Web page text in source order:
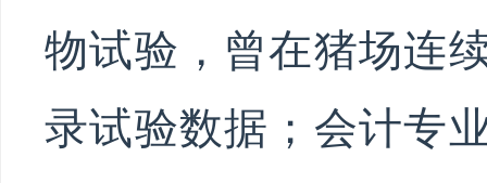
物试验，曾在猪场连
录试验数据；会计专